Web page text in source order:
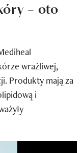
– oto
wrażliwej,
Produkty mają za
i